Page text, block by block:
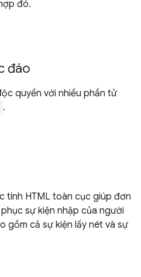
đó.
đáo
quyền với nhiều phần tử
.
tính HTML toàn cục giúp đơn
sự kiện nhập của người
gồm cả sự kiện lấy nét và sự